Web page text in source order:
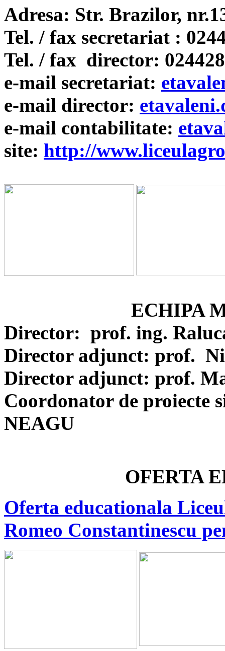
Adresa: Str. Brazilor,
Tel. / fax secretariat :
Tel. / fax director:
e-mail secretariat:
e-mail director:
e-mail contabilitate:
site: http://
ECHIPA
Director: prof. ing.
Director adjunct: prof.
Director adjunct: prof.
Coordonator de proiecte
NEAGU
OFERTA
Oferta educationala
Romeo Constantinescu